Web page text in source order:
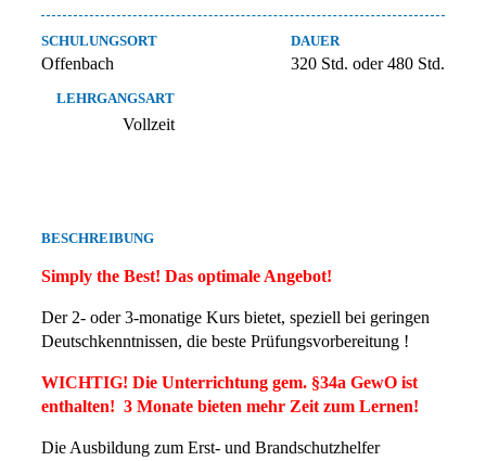
SCHULUNGSORT
Offenbach
DAUER
320 Std. oder 480 Std.
LEHRGANGSART
Vollzeit
BESCHREIBUNG
Simply the Best! Das optimale Angebot!
Der 2- oder 3-monatige Kurs bietet, speziell bei geringen
Deutschkenntnissen, die beste Prüfungsvorbereitung !
WICHTIG! Die Unterrichtung gem. §34a GewO ist
enthalten! 3 Monate bieten mehr Zeit zum Lernen!
Die Ausbildung zum Erst- und Brandschutzhelfer